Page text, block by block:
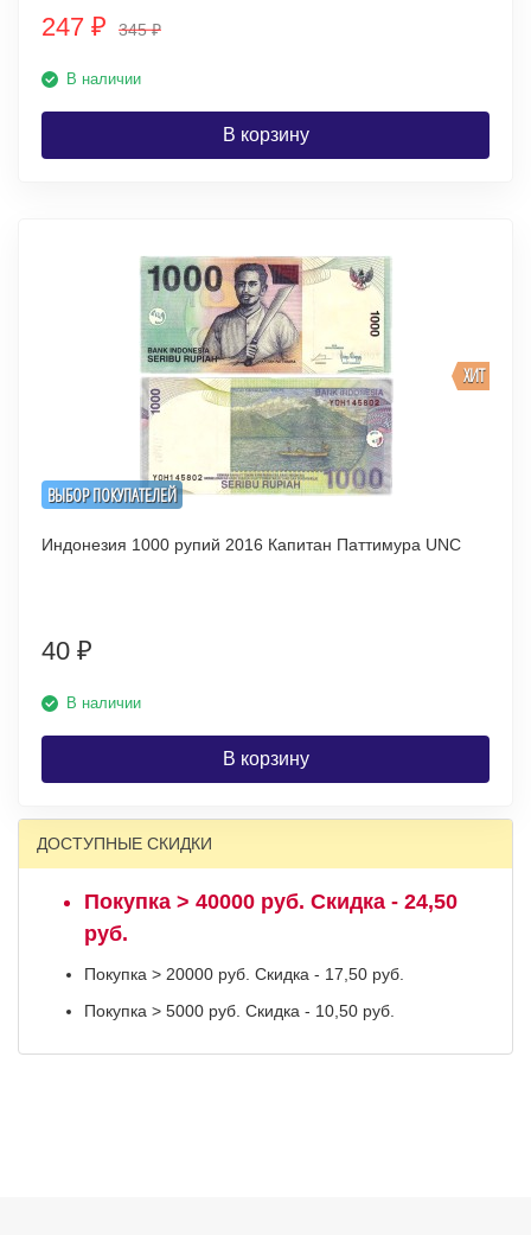
247 ₽ 345₽
В наличии
В корзину
ВЫБОР ПОКУПАТЕЛЕЙ
ХИТ
Индонезия 1000 рупий 2016 Капитан Паттимура UNC
40 ₽
В наличии
В корзину
ДОСТУПНЫЕ СКИДКИ
Покупка > 40000 руб. Скидка - 24,50
руб.
Покупка > 20000 руб. Скидка - 17,50 руб.
Покупка > 5000 руб. Скидка - 10,50 руб.